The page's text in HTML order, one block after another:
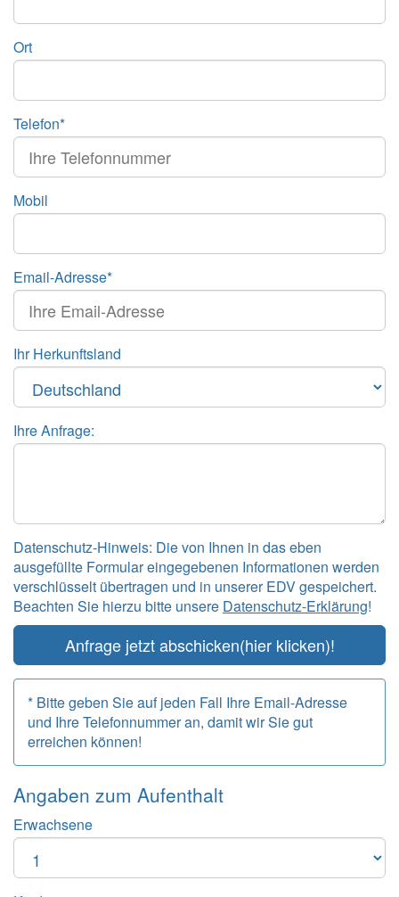
Ort
Telefon*
Mobil
Email-Adresse*
Ihr Herkunftsland
Ihre Anfrage:
Datenschutz-Hinweis: Die von Ihnen in das eben
ausgefüllte Formular eingegebenen Informationen werden
verschlüsselt übertragen und in unserer EDV gespeichert.
Beachten Sie hierzu bitte unsere Datenschutz-Erklärung!
Anfrage jetzt abschicken(hier klicken)!
* Bitte geben Sie auf jeden Fall Ihre Email-Adresse
und Ihre Telefonnummer an, damit wir Sie gut
erreichen können!
Angaben zum Aufenthalt
Erwachsene